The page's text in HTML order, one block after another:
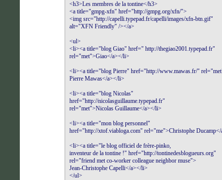
<h3>Les membres de la tontine</h3>
<a title="gmpg-xfn" href="http://gmpg.org/xfn/">
<img src="http://capelli.typepad.fr/capelli/images/xfn-btn.gif"
alt="XFN Friendly" /></a>
<ul>
<li><a title="blog Giao" href=" http://thegiao2001.typepad.fr"
rel="met">Giao</a></li>
<li><a title="blog Pierre" href="http://www.mawas.fr/"
Pierre Mawas</a></li>
<li><a title="blog Nicolas"
href="http://nicolasguillaume.typepad.fr"
rel="met">Nicolas Guillaume</a></li>
<li><a title="mon blog personnel"
href="http://xtof.viabloga.com" rel="me">Christophe
<li><a title="le blog officiel de frère-pinko,
inventeur de la tontine !" href="http://tontinedesblogueurs.org"
rel="friend met co-worker colleague neighbor muse">
Jean-Christophe Capelli</a></li>
</ul>